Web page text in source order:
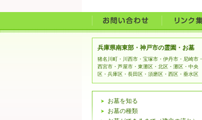
兵庫県南東部・神戸市の霊園・お墓
猪名川町・川西市・宝塚市・伊丹市・尼崎市・
西宮市・芦屋市・東灘区・北区・灘区・中央
区・兵庫区・長田区・須磨区・西区・垂水区
お墓を知る
お墓の種類